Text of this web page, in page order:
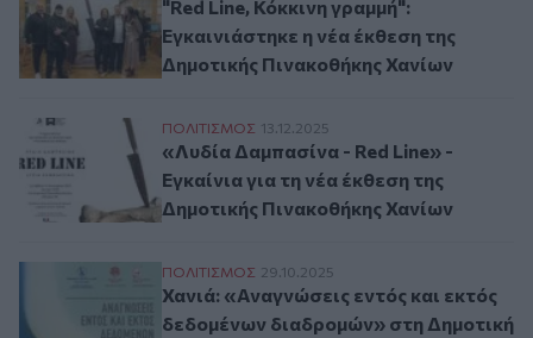
"Red Line, Κόκκινη γραμμή":
Εγκαινιάστηκε η νέα έκθεση της
Δημοτικής Πινακοθήκης Χανίων
«Λυδία Δαμπασίνα - Red Line» - Εγκαίνια
ΠΟΛΙΤΙΣΜΟΣ 13.12.2025
«Λυδία Δαμπασίνα - Red Line» -
Εγκαίνια για τη νέα έκθεση της
Δημοτικής Πινακοθήκης Χανίων
Χανιά: «Αναγνώσεις εντός και εκτός
ΠΟΛΙΤΙΣΜΟΣ 29.10.2025
Χανιά: «Αναγνώσεις εντός και εκτός
δεδομένων διαδρομών» στη Δημοτική